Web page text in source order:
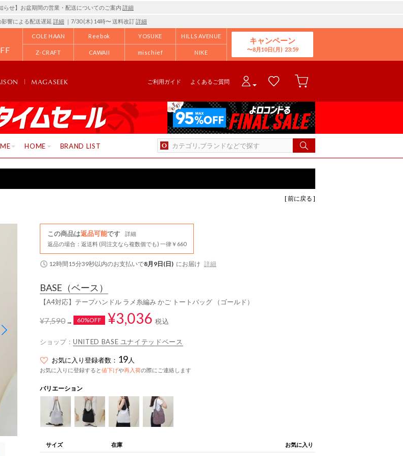
らせ】お盆期間の営業・配送についてのご案内 詳細
響による配送遅延 詳細 ｜7/30 (木) 14時〜 送料改訂詳細
COLE HAAN Reebok YOSUKE HILLS AVENUE
Z-CRAFT CAWAII mischief NIKE
キャンペーン
8月10日(月)
MAGASEEK ご利用ガイド よくあるご質問
HOME BRAND LIST
[ 前に戻る ]
この商品は返品可能です
詳細
返品の場合：返送料 (同注文なら複数個でも) 一律￥660
12時間15分38秒以内のお支払いで8月9日(日) にお届け 詳細
BASE （ベース）
【A4対応】テープハンドル ラメ糸編み かご トートバッグ （ゴールド）
¥7,590→ 60%OFF ¥3,036 税込
ショップ： UNITED BASE ユナイテッドベース
お気に入り登録者数： 19人
お気に入りに登録すると値下げや再入荷の際にご連絡します
バリエーション
サイズ 在庫 お気に入り